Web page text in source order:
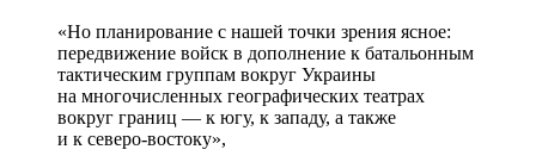
«Но планирование с нашей точки зрения ясное:
передвижение войск в дополнение к батальонным
тактическим группам вокруг Украины
на многочисленных географических театрах
вокруг границ — к югу, к западу, а также
и к северо-востоку»,